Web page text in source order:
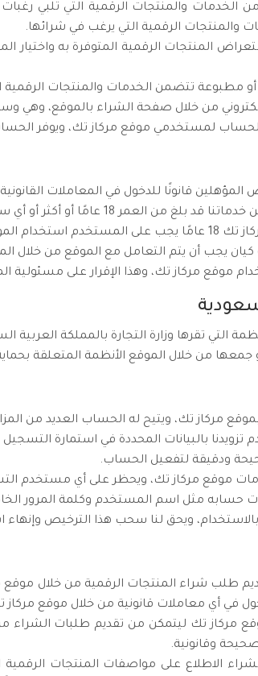
الخدمات والمنتجات الرقمية التي تلبي
والمنتجات الرقمية التي يرغب في شرائها.
المنتجات الرقمية المتوفرة به
أو مطبوعة تتضمن الخدمات والمنتجات
من خلال صفحة الشراء بالموقع، وهي
لمستخدمي موقع مركاز تك، ويوفر الحساب
قانونًا للدخول في المعاملات
أو أي سن قانوني آخر تقره الأنظمة المعمول بها.
أحد الوالدين.
يجب أن يتم التعامل مع الموقع من خلال
موقع مركاز تك، وهذا الإقرار على مسئولية
التي تقرها وزارة التجارة بالمملكة العربية
جمعها من خلال الموقع الأنظمة المتعلقة
مركاز تك، ويتيح له الحساب العديد من
بالبيانات المحددة في استمارة التسجيل
ودقيقة لتفعيل الحساب.
مركاز تك، ويحظر على أي مستخدم
حسابه مثل اسم المستخدم وكلمة المرور
ويحق لنا سحب هذا الترخيص
طلب شراء المنتجات الرقمية من خلال
في أي معاملات قانونية من خلال موقع مركاز
تك ليتمكن من تقديم طلبات الشراء من
وقانونية.
الاطلاع على مواصفات المنتجات